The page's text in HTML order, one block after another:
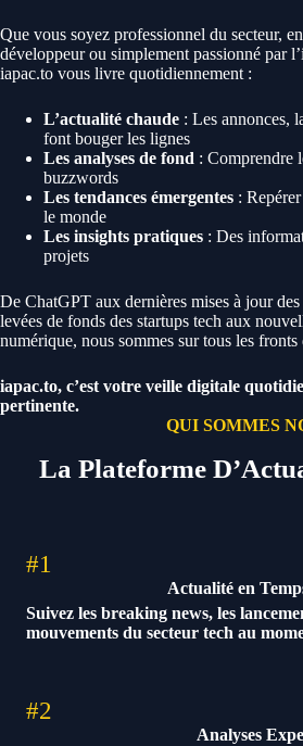
Que vous soyez professionnel du secteur,
développeur ou simplement passionné par
iapac.to vous livre quotidiennement :
L’actualité chaude : Les annonces,
font bouger les lignes
Les analyses de fond : Comprendre
buzzwords
Les tendances émergentes :
le monde
Les insights pratiques : Des
projets
De ChatGPT aux dernières mises à jour
levées de fonds des startups tech aux
numérique, nous sommes sur tous les fronts
iapac.to, c’est votre veille digitale
pertinente.
QUI SOMMES
La Plateforme
#1
Actualité en
Suivez les breaking news, les
mouvements du secteur tech au
#2
Analyses